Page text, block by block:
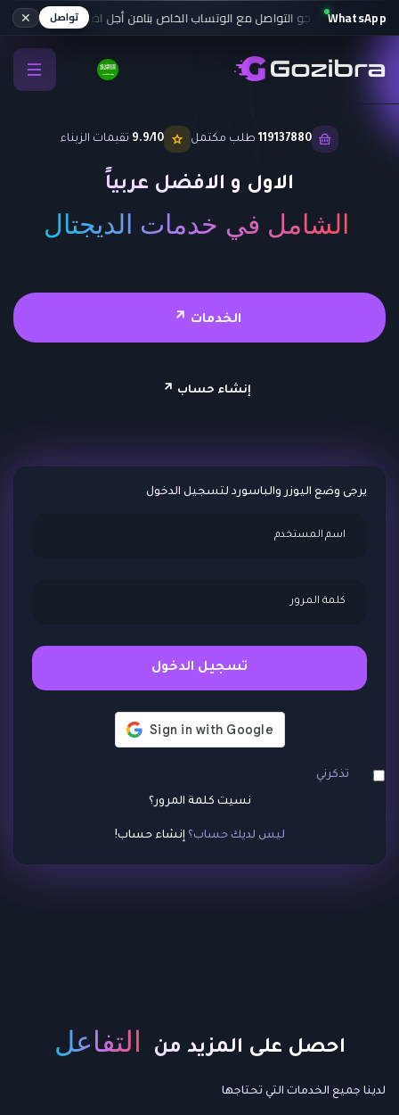
WhatsApp من أجل اضافة الرصيد و شحنخدمة المرجو التواصل مع الوتساب الخاص بنا تواصل ✕
119137880 طلب مكتمل 9.9/10 تقيمات الزبناء
الاول و الافضل عربياً
الشامل في خدمات الديجتال
الخدمات
إنشاء حساب
يرجى وضع اليوزر والباسورد لتسجيل الدخول
تسجيل الدخول
تذكرني
نسيت كلمة المرور؟
ليس لديك حساب؟إنشاء حساب!
احصل على المزيد من التفاعل
لدينا جميع الخدمات التي تحتاجها